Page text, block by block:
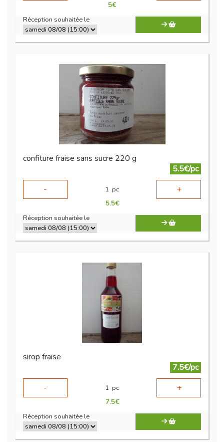
5€
Réception souhaitée le
confiture fraise sans sucre 220 g
5.5€/pc
-
1 pc +
5.5€
Réception souhaitée le
sirop fraise
7.5€/pc
-
1 pc +
7.5€
Réception souhaitée le